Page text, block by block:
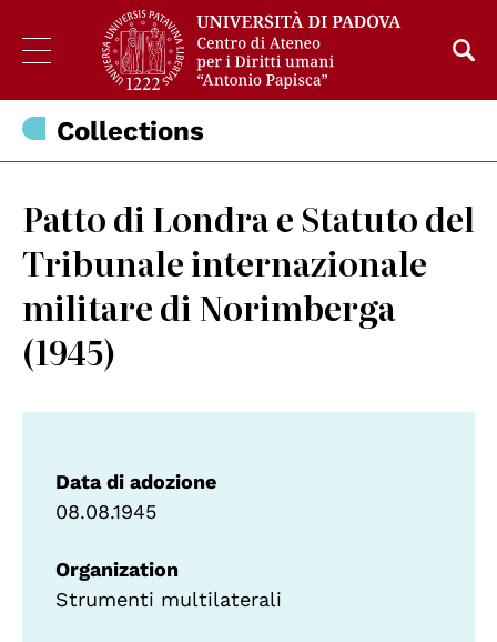
Collections
Patto di Londra e Statuto del
Tribunale internazionale
militare di Norimberga
(1945)
Data di adozione
08.08.1945
Organization
Strumenti multilaterali